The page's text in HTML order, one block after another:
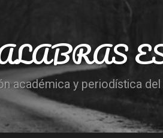
académica y periodística